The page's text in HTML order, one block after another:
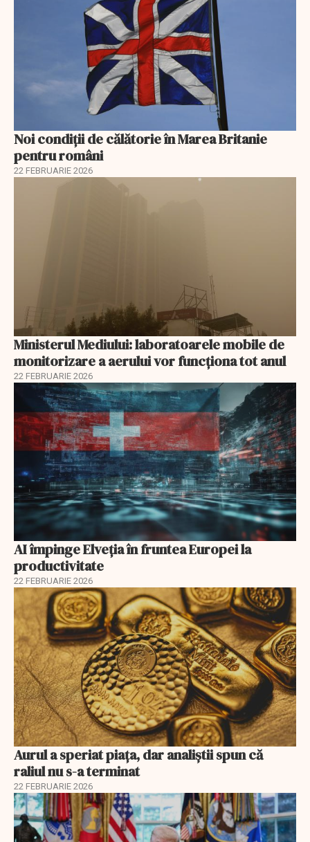
Noi condiții de călătorie în Marea Britanie
pentru români
22 FEBRUARIE 2026
Ministerul Mediului: laboratoarele mobile de
monitorizare a aerului vor funcționa tot anul
22 FEBRUARIE 2026
AI împinge Elveția în fruntea Europei la
productivitate
22 FEBRUARIE 2026
Aurul a speriat piața, dar analiștii spun că
raliul nu s-a terminat
22 FEBRUARIE 2026